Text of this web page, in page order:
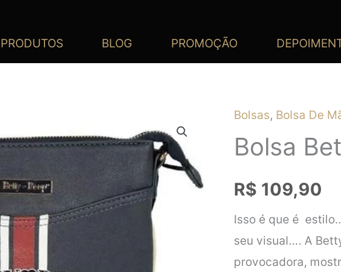
PRODUTOS BLOG PROMOÇÃO
Bolsas, Bolsa De
Bolsa
R$ 109,90
Isso é que é
seu visual…. A
provocadora,